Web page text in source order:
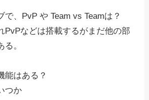
で、PvP や Team vs Teamは？
PvPなどは搭載するがまだ他の部
。
能はある？
つか